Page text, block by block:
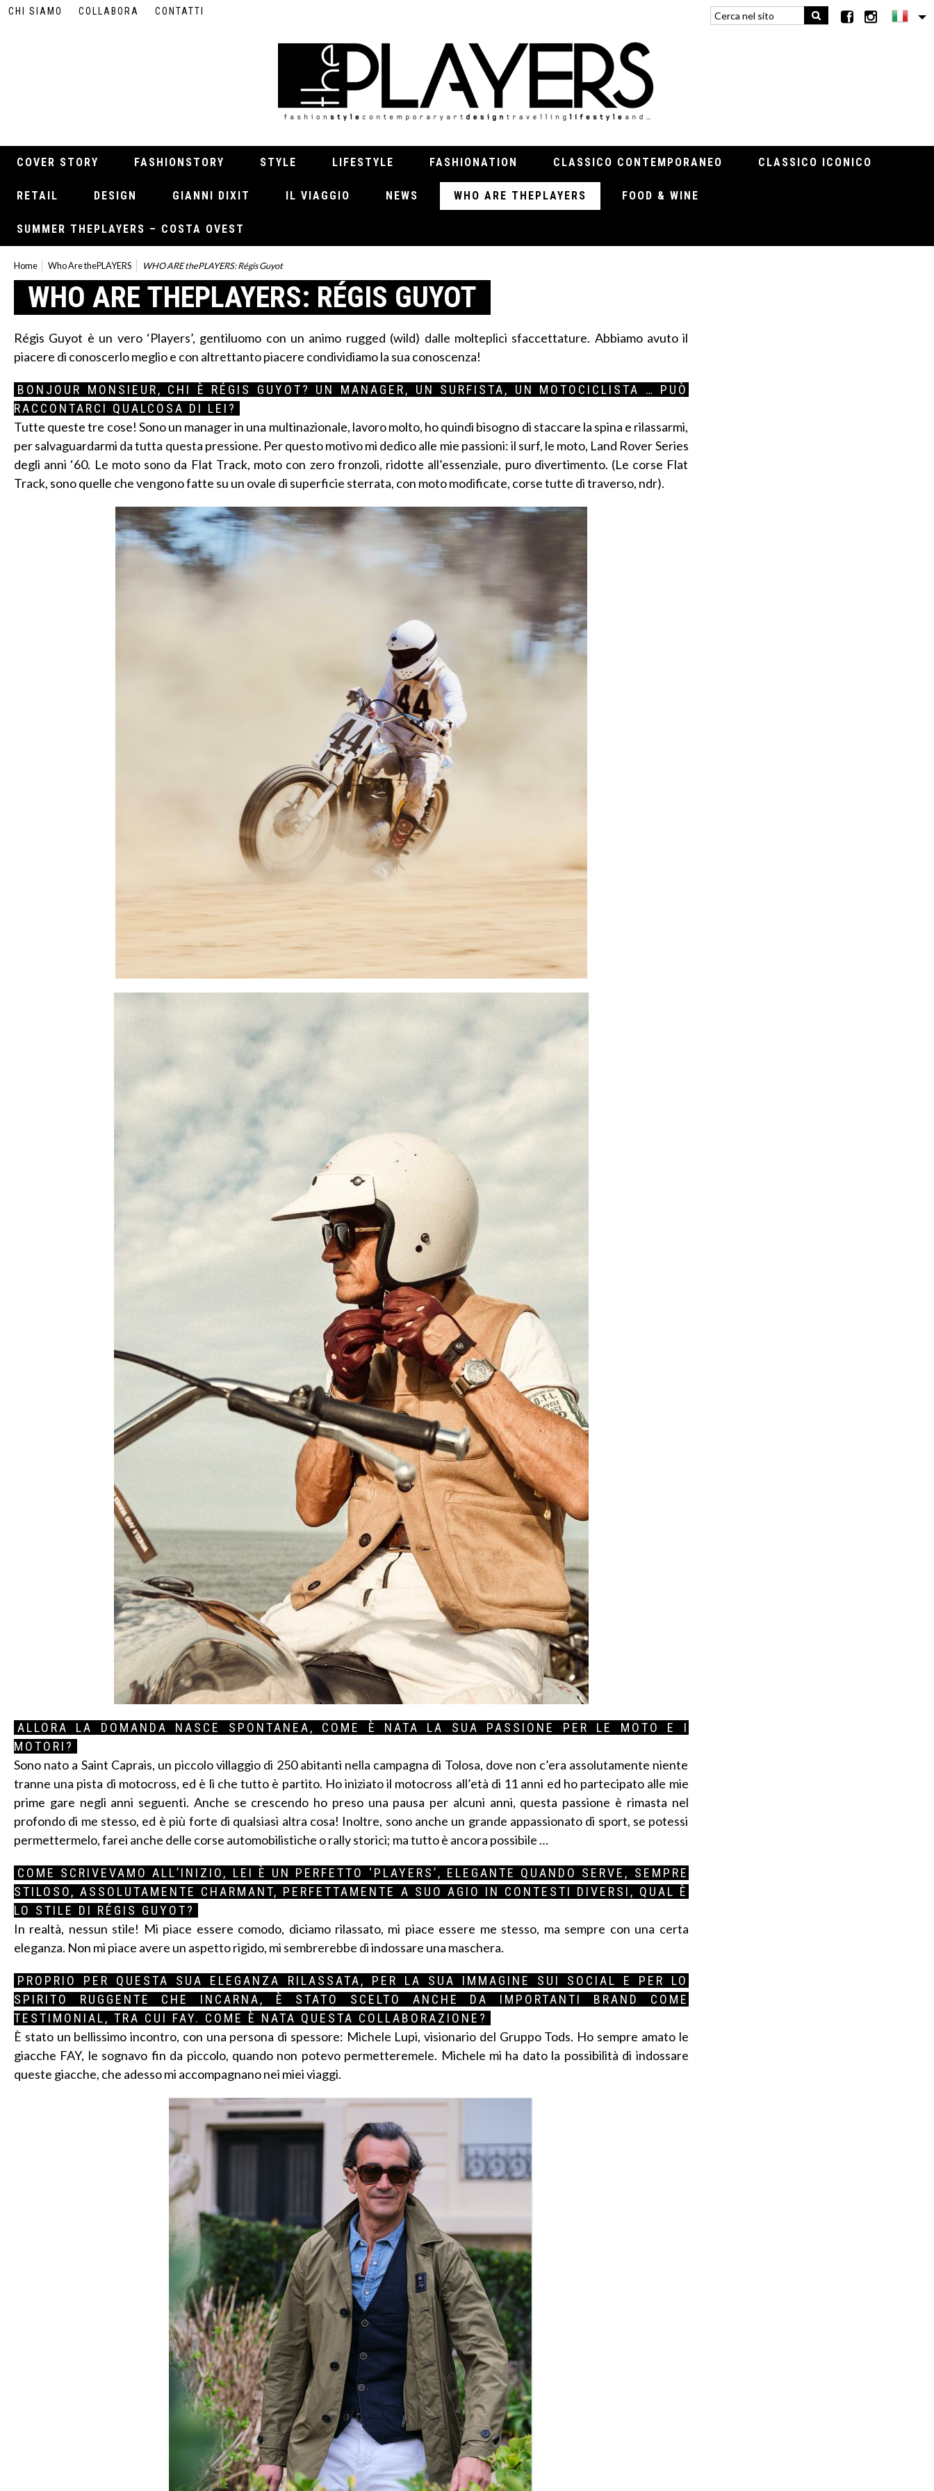
CHI SIAMO COLLABORA CONTATTI
COVER STORY FASHIONSTORY STYLE LIFESTYLE FASHIONATION CLASSICO CONTEMPORANEO CLASSICO ICONICO
RETAIL DESIGN GIANNI DIXIT IL VIAGGIO NEWS WHO ARE THEPLAYERS FOOD & WINE
SUMMER THEPLAYERS – COSTA OVEST
Home Who Are thePLAYERS WHO ARE thePLAYERS: Régis Guyot
WHO ARE THEPLAYERS: RÉGIS GUYOT
Régis Guyot è un vero ‘Players’, gentiluomo con un animo rugged (wild) dalle molteplici sfaccettature. Abbiamo avuto il
piacere di conoscerlo meglio e con altrettanto piacere condividiamo la sua conoscenza!
BONJOUR MONSIEUR, CHI È RÉGIS GUYOT? UN MANAGER, UN SURFISTA, UN MOTOCICLISTA … PUÒ
RACCONTARCI QUALCOSA DI LEI?
Tutte queste tre cose! Sono un manager in una multinazionale, lavoro molto, ho quindi bisogno di staccare la spina e rilassarmi,
per salvaguardarmi da tutta questa pressione. Per questo motivo mi dedico alle mie passioni: il surf, le moto, Land Rover Series
degli anni ‘60. Le moto sono da Flat Track, moto con zero fronzoli, ridotte all’essenziale, puro divertimento. (Le corse Flat
Track, sono quelle che vengono fatte su un ovale di superficie sterrata, con moto modificate, corse tutte di traverso, ndr).
ALLORA LA DOMANDA NASCE SPONTANEA, COME È NATA LA SUA PASSIONE PER LE MOTO E I
MOTORI?
Sono nato a Saint Caprais, un piccolo villaggio di 250 abitanti nella campagna di Tolosa, dove non c’era assolutamente niente
tranne una pista di motocross, ed è lì che tutto è partito. Ho iniziato il motocross all’età di 11 anni ed ho partecipato alle mie
prime gare negli anni seguenti. Anche se crescendo ho preso una pausa per alcuni anni, questa passione è rimasta nel
profondo di me stesso, ed è più forte di qualsiasi altra cosa! Inoltre, sono anche un grande appassionato di sport, se potessi
permettermelo, farei anche delle corse automobilistiche o rally storici; ma tutto è ancora possibile …
COME SCRIVEVAMO ALL’INIZIO, LEI È UN PERFETTO ‘PLAYERS’, ELEGANTE QUANDO SERVE, SEMPRE
STILOSO, ASSOLUTAMENTE CHARMANT, PERFETTAMENTE A SUO AGIO IN CONTESTI DIVERSI, QUAL È
LO STILE DI RÉGIS GUYOT?
In realtà, nessun stile! Mi piace essere comodo, diciamo rilassato, mi piace essere me stesso, ma sempre con una certa
eleganza. Non mi piace avere un aspetto rigido, mi sembrerebbe di indossare una maschera.
PROPRIO PER QUESTA SUA ELEGANZA RILASSATA, PER LA SUA IMMAGINE SUI SOCIAL E PER LO
SPIRITO RUGGENTE CHE INCARNA, È STATO SCELTO ANCHE DA IMPORTANTI BRAND COME
TESTIMONIAL, TRA CUI FAY. COME È NATA QUESTA COLLABORAZIONE?
È stato un bellissimo incontro, con una persona di spessore: Michele Lupi, visionario del Gruppo Tods. Ho sempre amato le
giacche FAY, le sognavo fin da piccolo, quando non potevo permetteremele. Michele mi ha dato la possibilità di indossare
queste giacche, che adesso mi accompagnano nei miei viaggi.